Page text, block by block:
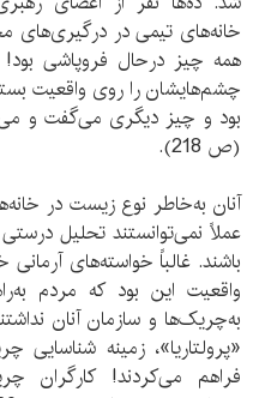
خانه‌های تیمی در درگیری‌های
همه چیز درحال فروپاشی بود!
چشم‌هایشان را روی واقعیت
بود و چیز دیگری می‌گفت و
(ص 218).
آنان به‌خاطر نوع زیست در
عملاً نمی‌توانستند تحلیل
باشند. غالباً خواسته‌های
واقعیت این بود که مردم
به‌چریک‌ها و سازمان آنان
«پرولتاریا»، زمینه
فراهم می‌کردند! کارگران